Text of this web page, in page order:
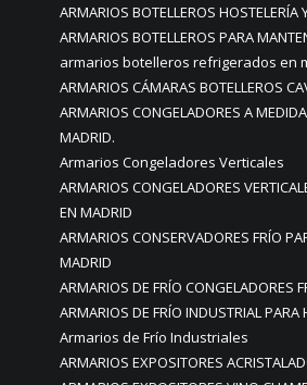
ARMARIOS BOTELLEROS HOSTELERÍA
ARMARIOS BOTELLEROS PARA
armarios botelleros refrigerados en
ARMARIOS CÁMARAS BOTELLEROS
ARMARIOS CONGELADORES A
MADRID.
Armarios Congeladores Verticales
ARMARIOS CONGELADORES
EN MADRID
ARMARIOS CONSERVADORES FRÍO
MADRID
ARMARIOS DE FRÍO CONGELADORES
ARMARIOS DE FRÍO INDUSTRIAL PARA
Armarios de Frío Industriales
ARMARIOS EXPOSITORES